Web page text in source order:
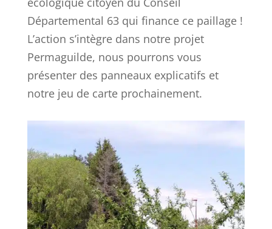
Départemental 63 qui finance ce paillage !
L’action s’intègre dans notre projet
Permaguilde, nous pourrons vous
présenter des panneaux explicatifs et
notre jeu de carte prochainement.